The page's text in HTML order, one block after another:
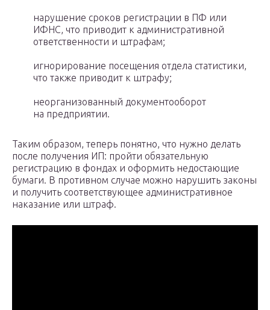
нарушение сроков регистрации в ПФ или
ИФНС, что приводит к административной
ответственности и штрафам;
игнорирование посещения отдела статистики,
что также приводит к штрафу;
неорганизованный документооборот
на предприятии.
Таким образом, теперь понятно, что нужно делать
после получения ИП: пройти обязательную
регистрацию в фондах и оформить недостающие
бумаги. В противном случае можно нарушить законы
и получить соответствующее административное
наказание или штраф.